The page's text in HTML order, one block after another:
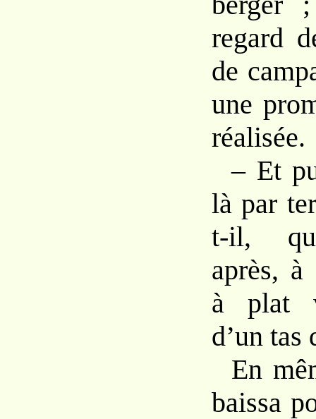
regard
de
une
réalisée.
– Et
là par
t-il,
après,
à plat
d’un tas
En
baissa